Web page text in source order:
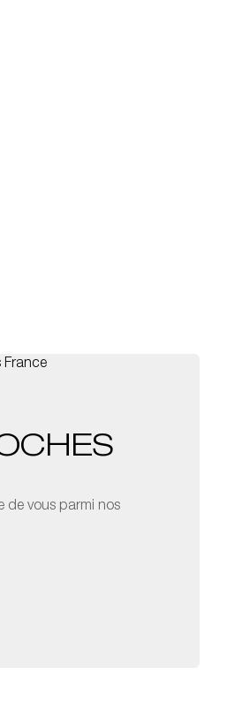
de vous parmi nos